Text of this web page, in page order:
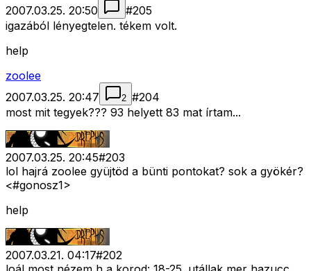
2007.03.25. 20:50 #205
igazából lényegtelen. tékem volt.
help
zoolee
2007.03.25. 20:47
2 #204
most mit tegyek??? 93 helyett 83 mat írtam...
2007.03.25. 20:45#203
lol hajrá zoolee gyüjtöd a bünti pontokat? sok a gyökér?
<#gonosz1>
help
2007.03.21. 04:17#202